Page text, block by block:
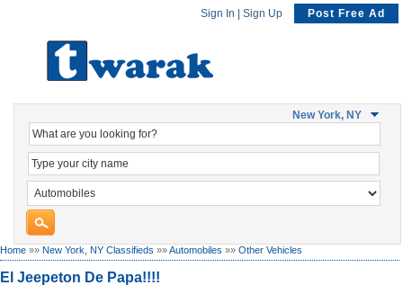
Sign In Sign Up Post Free Ad
New York, NY
Home »» New York, NY Classifieds »»Automobiles »» Other Vehicles
El Jeepeton De Papa!!!!